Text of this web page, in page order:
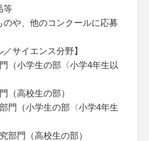
等
や、他のコンクールに応募
サイエンス分野】
（小学生の部〈小学4年生以
（高校生の部）
門（小学生の部〈小学4年生
部門（高校生の部）